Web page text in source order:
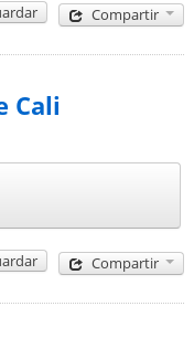
Compartir
Cali
Compartir